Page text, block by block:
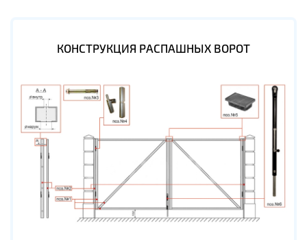
КОНСТРУКЦИЯ РАСПАШНЫХ ВОРОТ